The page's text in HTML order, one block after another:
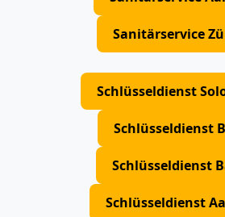
Sanitärservice
Schlüsseldienst
Schlüsseldienst
Schlüsseldienst
Schlüsseldienst